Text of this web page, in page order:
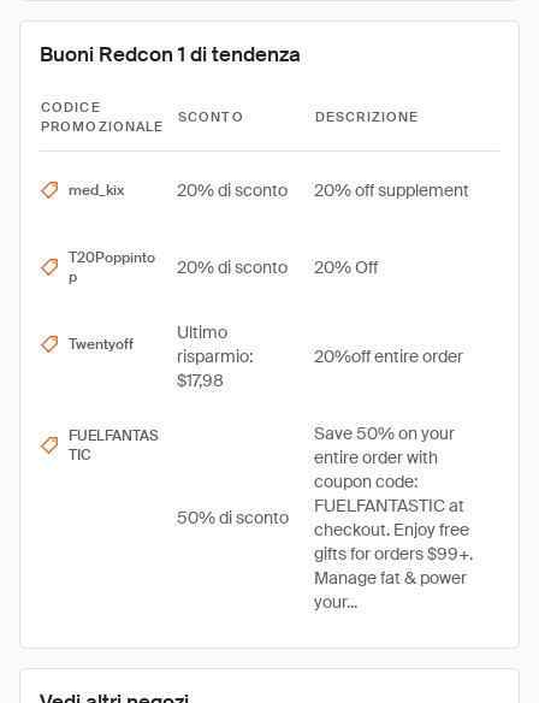
Buoni Redcon 1 di tendenza
CODICE
PROMOZIONALE
SCONTO DESCRIZIONE
med_kix 20% di sconto 20% off supplement
T20Poppinto
p
20% di sconto 20% Off
Twentyoff
Ultimo
risparmio:
$17,98
20%off entire order
FUELFANTAS
TIC
50% di sconto
Save 50% on your
entire order with
coupon code:
FUELFANTASTIC at
checkout. Enjoy free
gifts for orders $99+.
Manage fat & power
your...